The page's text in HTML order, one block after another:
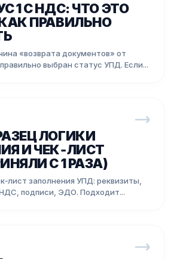
1 С НДС: ЧТО ЭТО
ПРАВИЛЬНО
«возврата документов» от
выбран статус УПД. Если...
ЛОГИКИ
И ЧЕК‑ЛИСТ
С 1 РАЗА)
заполнения УПД: реквизиты,
подписи, ЭДО. Подходит...